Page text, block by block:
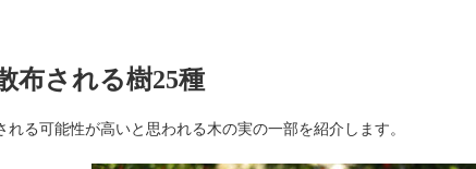
布される樹25種
る可能性が高いと思われる木の実の一部を紹介します。